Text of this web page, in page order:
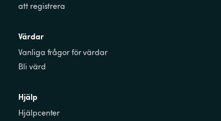
att registrera
Värdar
Vanliga frågor för värdar
Bli värd
Hjälp
Hjälpcenter